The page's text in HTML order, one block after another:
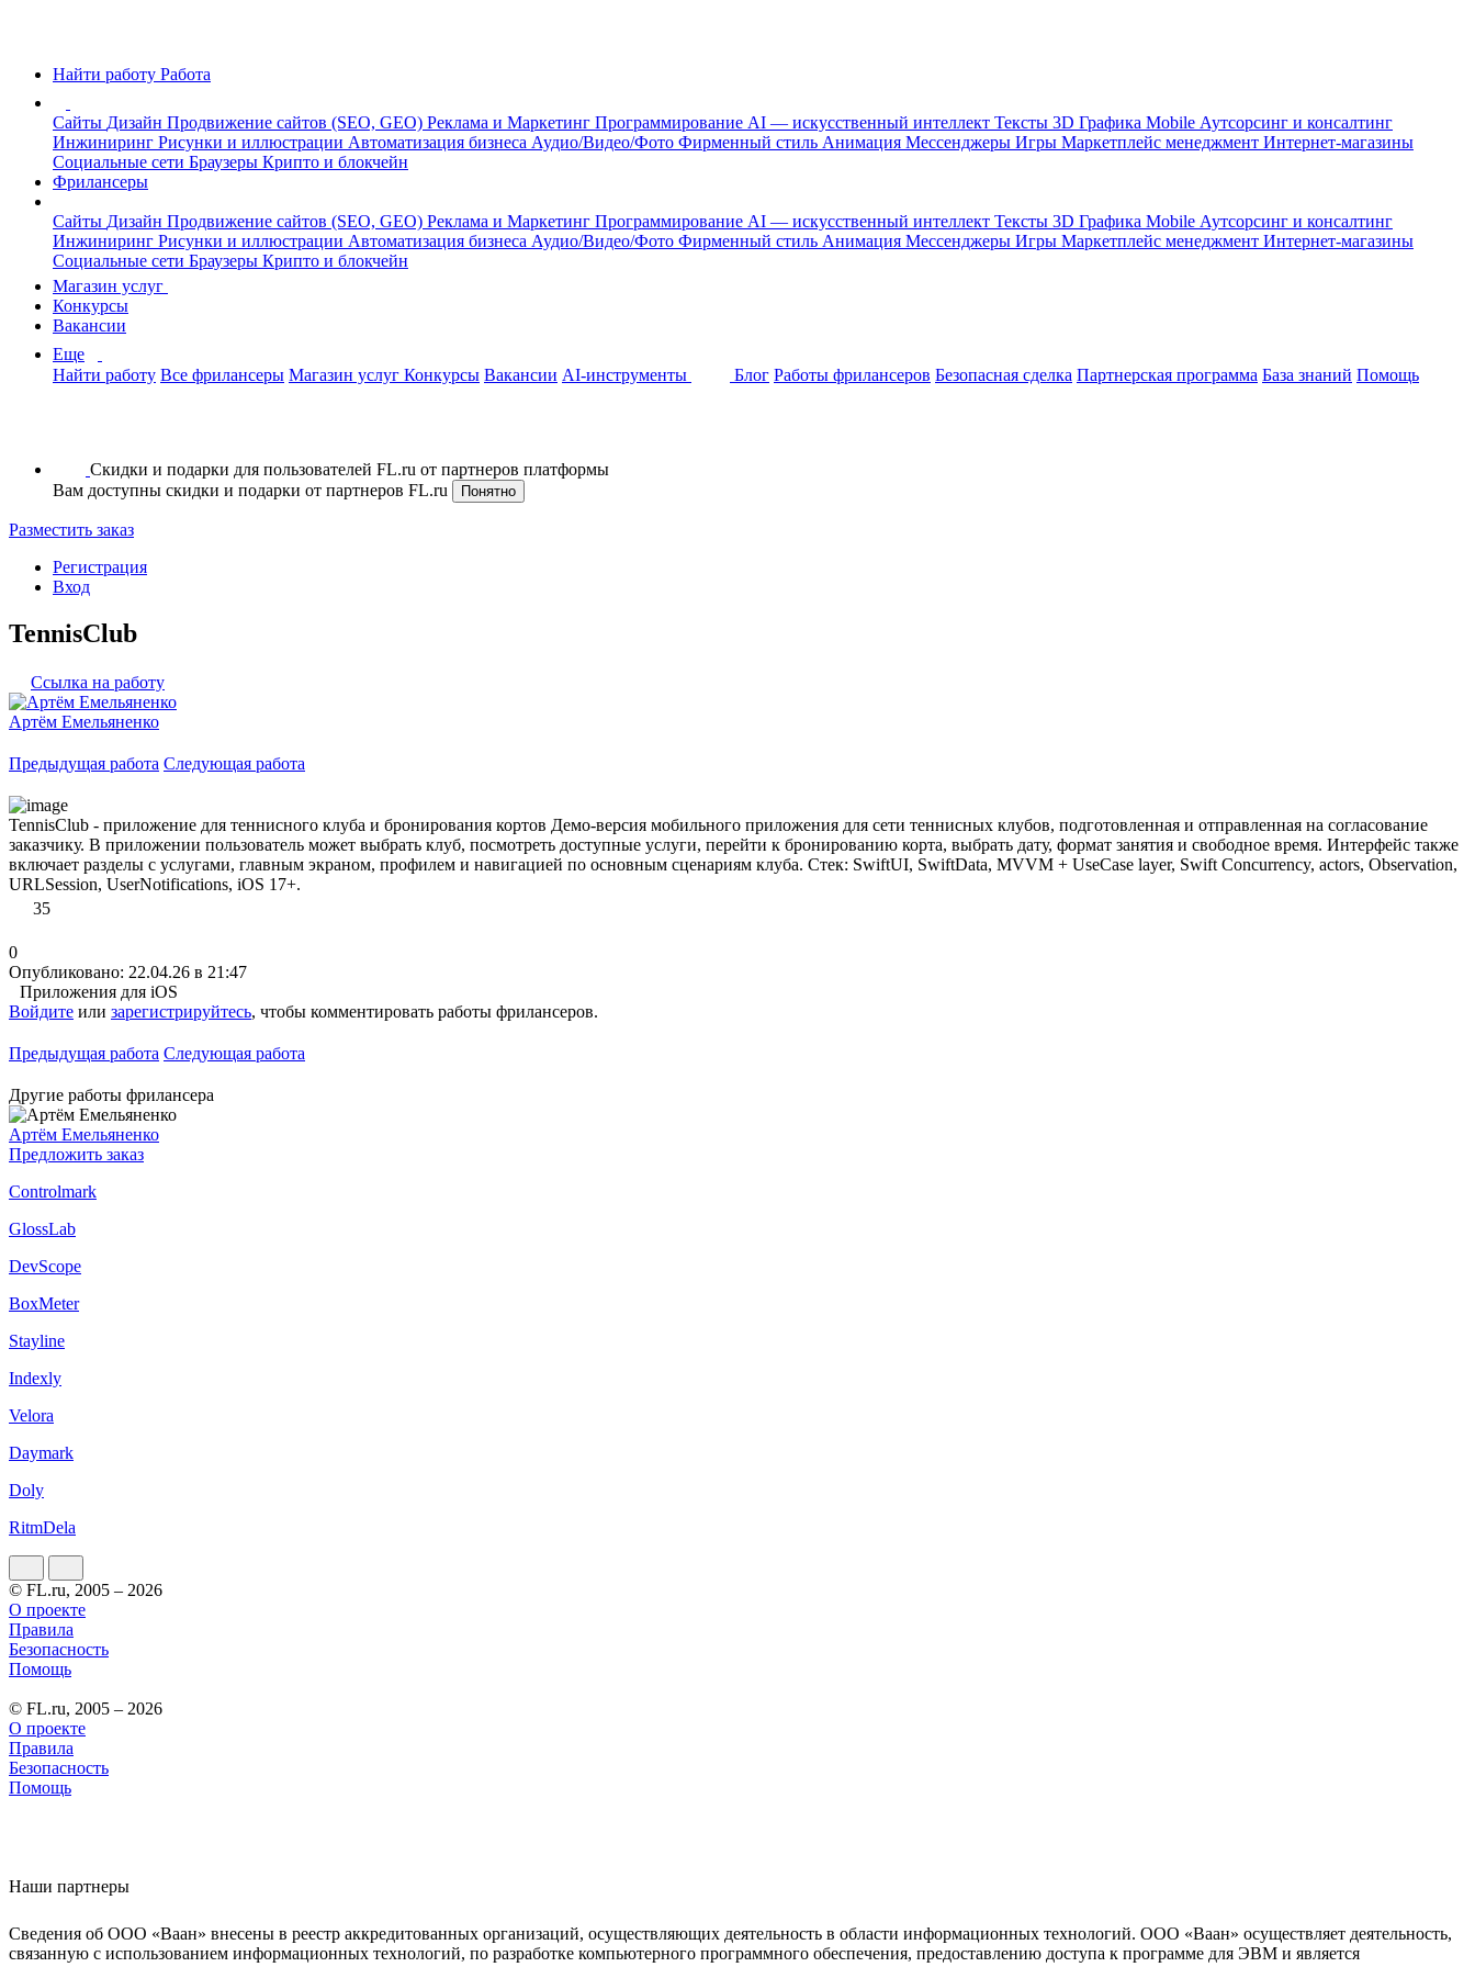
Найти работу Работа
Сайты Дизайн Продвижение сайтов (SEO, GEO) Реклама и Маркетинг Программирование AI — искусственный интеллект Тексты 3D Графика Mobile Аутсорсинг и консалтинг
Инжиниринг Рисунки и иллюстрации Автоматизация бизнеса Аудио/Видео/Фото Фирменный стиль Анимация Мессенджеры Игры Маркетплейс менеджмент Интернет-магазины
Социальные сети Браузеры Крипто и блокчейн
Фрилансеры
Сайты Дизайн Продвижение сайтов (SEO, GEO) Реклама и Маркетинг Программирование AI — искусственный интеллект Тексты 3D Графика Mobile Аутсорсинг и консалтинг
Инжиниринг Рисунки и иллюстрации Автоматизация бизнеса Аудио/Видео/Фото Фирменный стиль Анимация Мессенджеры Игры Маркетплейс менеджмент Интернет-магазины
Социальные сети Браузеры Крипто и блокчейн
Магазин услуг
Конкурсы
Вакансии
Еще
Найти работу Все фрилансеры Магазин услуг Конкурсы Вакансии AI-инструменты Блог Работы фрилансеров Безопасная сделка Партнерская программа База знаний Помощь
Скидки и подарки для пользователей FL.ru от партнеров платформы
Вам доступны скидки и подарки от партнеров FL.ru
Понятно
Разместить заказ
Регистрация
Вход
TennisClub
Ссылка на работу
Артём Емельяненко
Предыдущая работа Следующая работа
TennisClub - приложение для теннисного клуба и бронирования кортов Демо-версия мобильного приложения для сети теннисных клубов, подготовленная и отправленная на согласование
заказчику. В приложении пользователь может выбрать клуб, посмотреть доступные услуги, перейти к бронированию корта, выбрать дату, формат занятия и свободное время. Интерфейс также
включает разделы с услугами, главным экраном, профилем и навигацией по основным сценариям клуба. Стек: SwiftUI, SwiftData, MVVM + UseCase layer, Swift Concurrency, actors, Observation,
URLSession, UserNotifications, iOS 17+.
35
0
Опубликовано: 22.04.26 в 21:47
Приложения для iOS
Войдите или зарегистрируйтесь, чтобы комментировать работы фрилансеров.
Предыдущая работа Следующая работа
Другие работы фрилансера
Артём Емельяненко
Предложить заказ
Controlmark
GlossLab
DevScope
BoxMeter
Stayline
Indexly
Velora
Daymark
Doly
RitmDela
© FL.ru, 2005 – 2026
О проекте
Правила
Безопасность
Помощь
© FL.ru, 2005 – 2026
О проекте
Правила
Безопасность
Помощь
Наши партнеры
Сведения об ООО «Ваан» внесены в реестр аккредитованных организаций, осуществляющих деятельность в области информационных технологий. ООО «Ваан» осуществляет деятельность,
связанную с использованием информационных технологий, по разработке компьютерного программного обеспечения, предоставлению доступа к программе для ЭВМ и является